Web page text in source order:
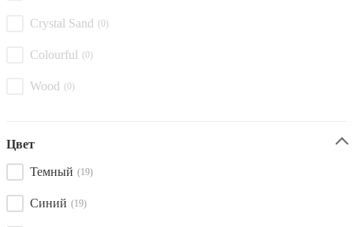
Crystal Sand (0)
Colourful (0)
Wood (0)
Цвет
Темный (19)
Синий (19)